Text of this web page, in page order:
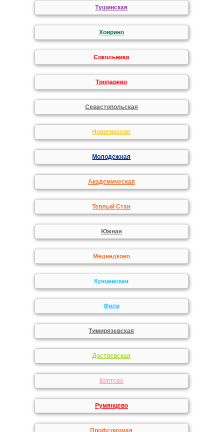
Тушинская
Ховрино
Сокольники
Тропарево
Севастопольская
Новогиреево
Молодежная
Академическая
Теплый Стан
Южная
Медведково
Кунцевская
Фили
Тимирязевская
Достоевская
Коптево
Румянцево
Профсоюзная